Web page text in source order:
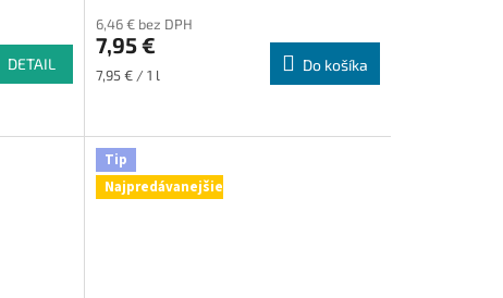
DETAIL
produktu
je
5,0
6,46 € bez DPH
7,95 €
Jednotková
7,95 € / 1 l
Do košíka
Tip
Najpredávanejšie